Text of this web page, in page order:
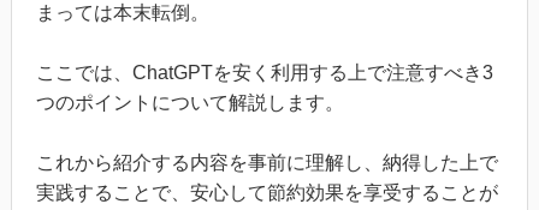
まっては本末転倒。
ここでは、ChatGPTを安く利用する上で注意すべき3
つのポイントについて解説します。
これから紹介する内容を事前に理解し、納得した上で
実践することで、安心して節約効果を享受することが